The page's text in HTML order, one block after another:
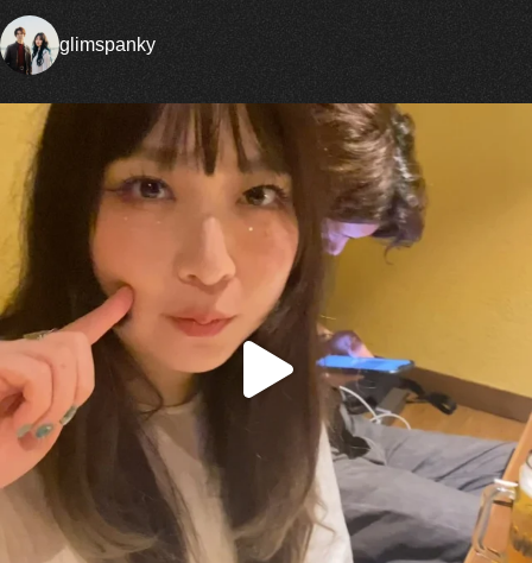
glimspanky